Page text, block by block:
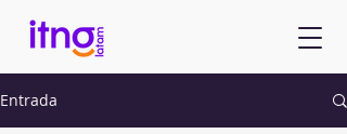
Entrada